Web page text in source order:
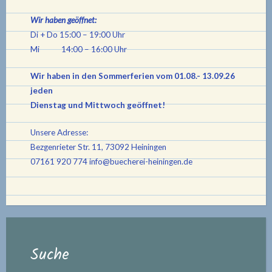
Wir haben geöffnet:
Di + Do 15:00 – 19:00 Uhr
Mi 14:00 – 16:00 Uhr
Wir haben in den Sommerferien vom 01.08.- 13.09.26
jeden
Dienstag und Mittwoch geöffnet!
Unsere Adresse:
Bezgenrieter Str. 11, 73092 Heiningen
07161 920 774info@buecherei-heiningen.de
Suche